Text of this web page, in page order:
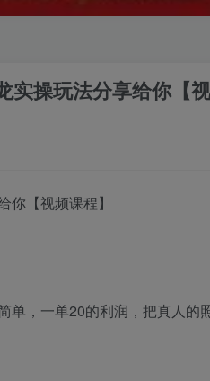
操玩法分享给你【视
【视频课程】
，一单20的利润，把真人的